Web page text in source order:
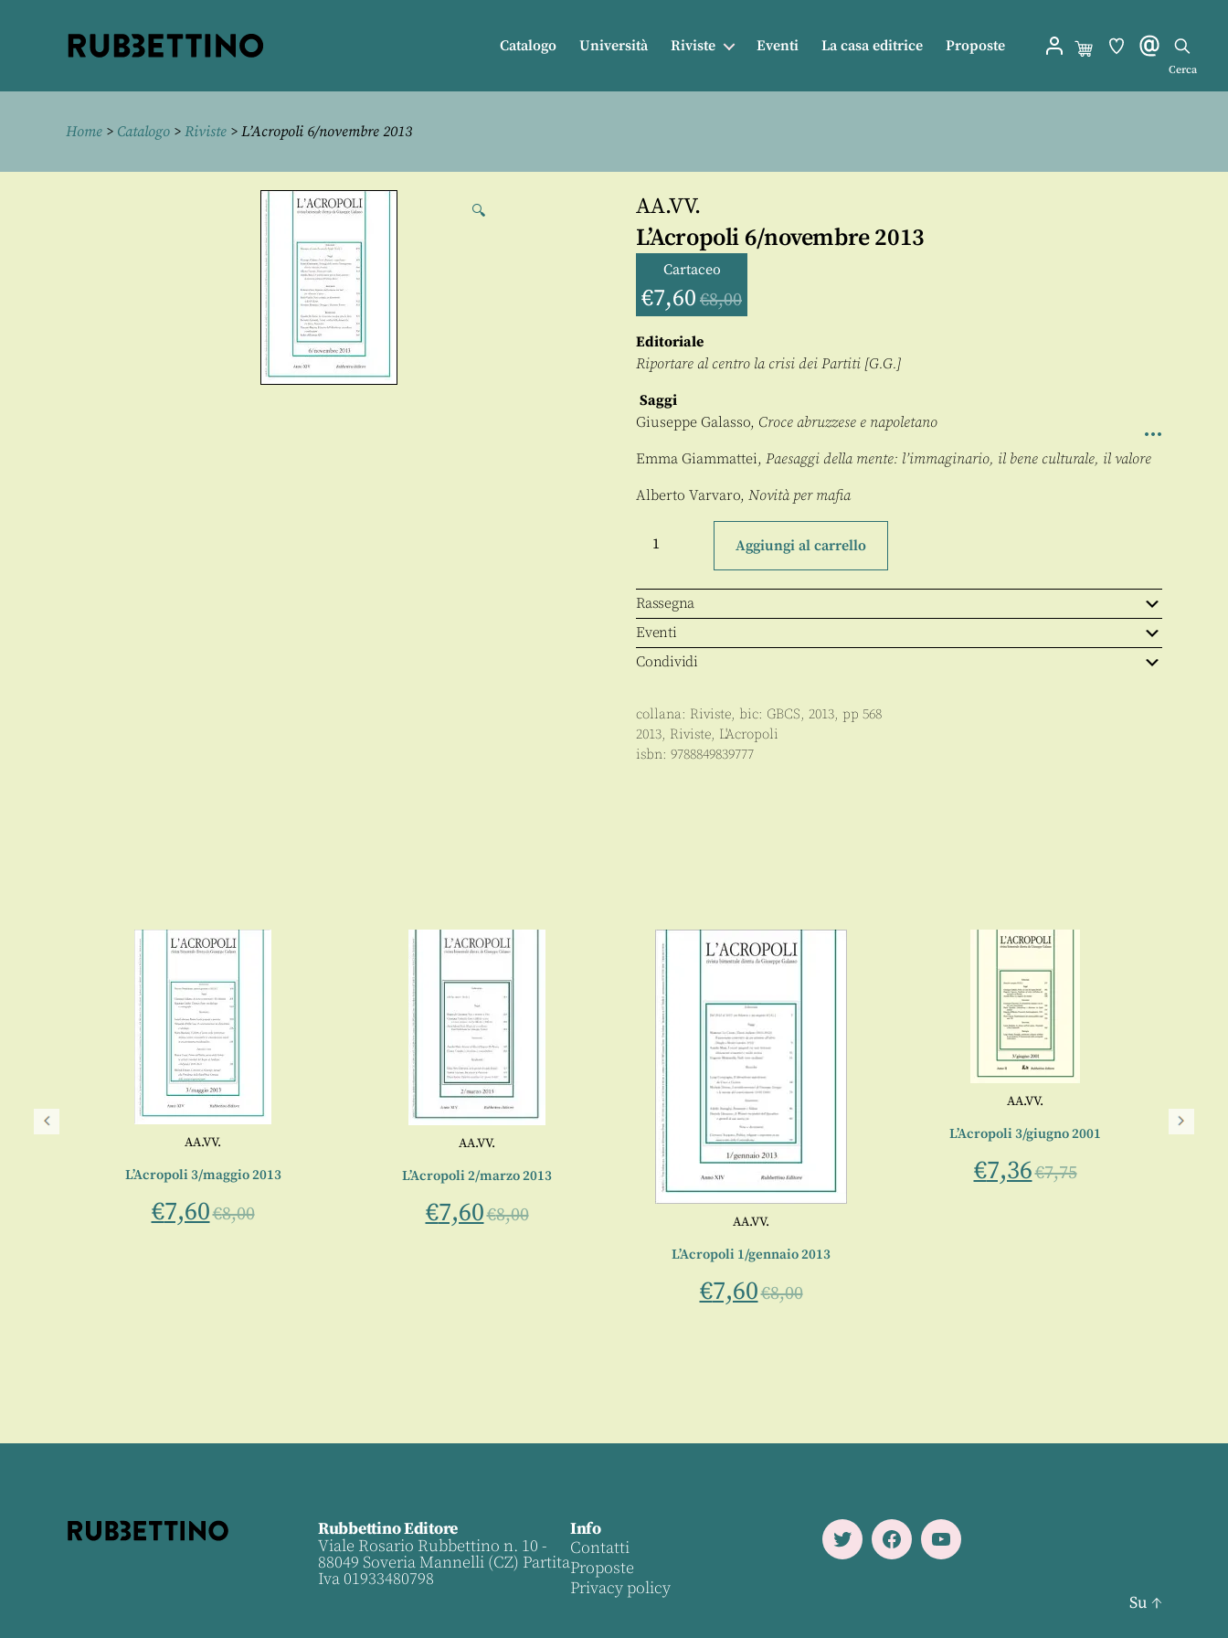
Catalogo Università Riviste Eventi La casa editrice Proposte
Cerca
Home > Catalogo > Riviste > L’Acropoli 6/novembre 2013
🔍 AA.VV.
L’Acropoli 6/novembre 2013
Cartaceo
€7,60 €8,00
Editoriale
Riportare al centro la crisi dei Partiti [G.G.]
Saggi
Giuseppe Galasso, Croce abruzzese e napoletano
Emma Giammattei, Paesaggi della mente: l’immaginario, il bene culturale, il valore
Alberto Varvaro, Novità per mafia
6/novembre
Aggiungi al carrello
Rassegna
Eventi
Condividi
collana: Riviste, bic: GBCS, 2013, pp 568
2013, Riviste, L'Acropoli
isbn: 9788849839777
AA.VV.
L’Acropoli 3/maggio 2013
€7,60€8,00
AA.VV.
L’Acropoli 2/marzo 2013
€7,60€8,00 AA.VV.
L’Acropoli 1/gennaio 2013
€7,60€8,00
AA.VV.
L’Acropoli 3/giugno 2001
€7,36€7,75
Rubbettino Editore
Viale Rosario Rubbettino n. 10 -
88049 Soveria Mannelli (CZ) Partita
Iva 01933480798
Info
Contatti
Proposte
Privacy policy
TwitterFacebookYoutube
Su ↑